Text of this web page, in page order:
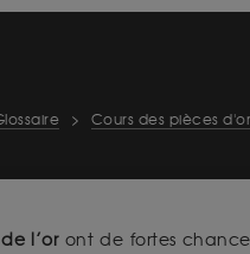
> Cours des pièces d'or
l’oront de fortes